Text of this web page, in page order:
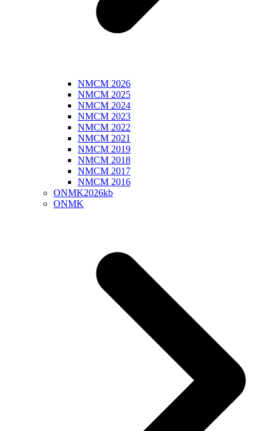
NMCM 2026
NMCM 2025
NMCM 2024
NMCM 2023
NMCM 2022
NMCM 2021
NMCM 2019
NMCM 2018
NMCM 2017
NMCM 2016
ONMK2026kb
ONMK